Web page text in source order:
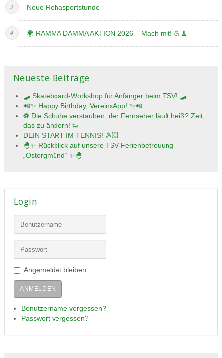
Neue Rehasportstunde
🌍 RAMMA DAMMA AKTION 2026 – Mach mit! 💪🧹
Neueste Beiträge
🛹 Skateboard-Workshop für Anfänger beim TSV! 🛹
📲✨ Happy Birthday, VereinsApp! ✨📲
⚽ Die Schuhe verstauben, der Fernseher läuft heiß? Zeit,
das zu ändern! 👟
DEIN START IM TENNIS! 🎾💥
🐣✨ Rückblick auf unsere TSV-Ferienbetreuung
„Ostergmünd“ ✨🐣
Login
Angemeldet bleiben
ANMELDEN
Benutzername vergessen?
Passwort vergessen?